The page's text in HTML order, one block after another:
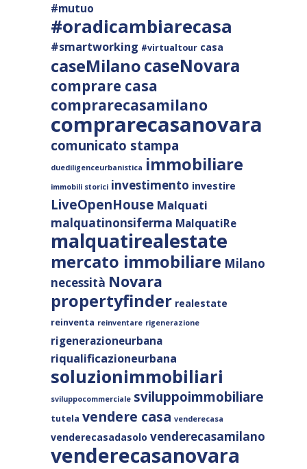
#mutuo
#oradicambiarecasa
#smartworking #virtualtour casa
caseMilanocaseNovara
comprare casa
comprarecasamilano
comprarecasanovara
comunicato stampa
duediligenceurbanistica immobiliare
immobili storici investimento investire
LiveOpenHouse Malquati
malquatinonsiferma MalquatiRe
malquatirealestate
mercato immobiliare Milano
necessità Novara
propertyfinder realestate
reinventa reinventare rigenerazione
rigenerazioneurbana
riqualificazioneurbana
soluzionimmobiliari
sviluppocommerciale sviluppoimmobiliare
tutela vendere casa venderecasa
venderecasadasolo venderecasamilano
venderecasanovara